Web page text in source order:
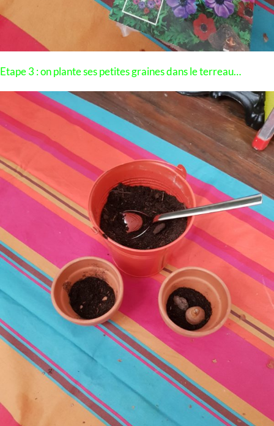
Etape 3 : on plante ses petites graines dans le terreau…